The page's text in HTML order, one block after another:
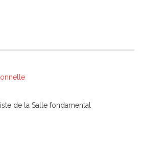
de la Salle fondamental